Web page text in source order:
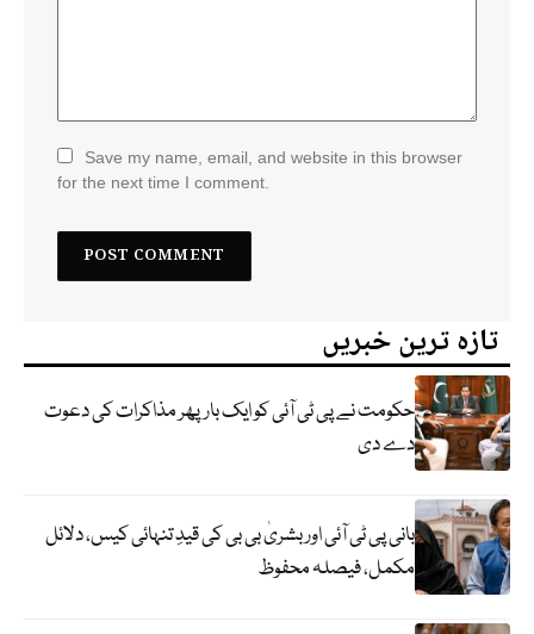
Save my name, email, and website in this browser
for the next time I comment.
تازہ ترین خبریں
حکومت نے پی ٹی آئی کو ایک بارپھر مذاکرات کی دعوت
دے دی
بانی پی ٹی آئی اور بشریٰ بی بی کی قیدِ تنہائی کیس، دلائل
مکمل، فیصلہ محفوظ